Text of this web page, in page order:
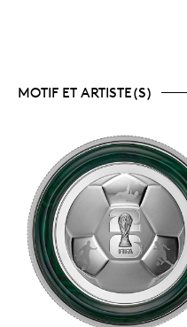
MOTIF ET ARTISTE(S)